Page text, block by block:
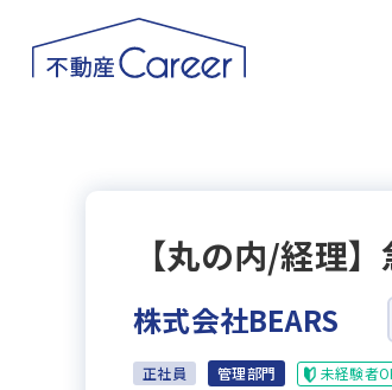
【丸の内/経理
株式会社BEARS
正社員 管理部門 未経験者